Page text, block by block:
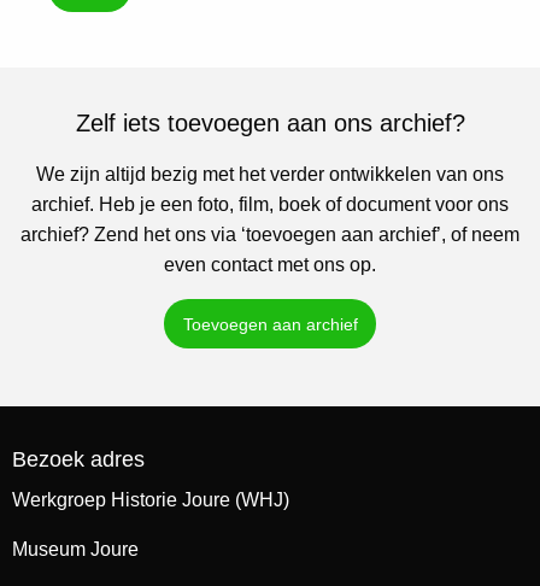
Zelf iets toevoegen aan ons archief?
We zijn altijd bezig met het verder ontwikkelen van ons
archief. Heb je een foto, film, boek of document voor ons
archief? Zend het ons via ‘toevoegen aan archief’, of neem
even contact met ons op.
Toevoegen aan archief
Bezoek adres
Werkgroep Historie Joure (WHJ)
Museum Joure